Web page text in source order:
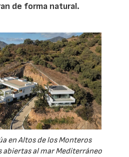
de forma natural.
en Altos de los Monteros
abiertas al mar Mediterráneo